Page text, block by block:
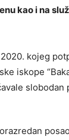
kao i na
kojeg
iskope